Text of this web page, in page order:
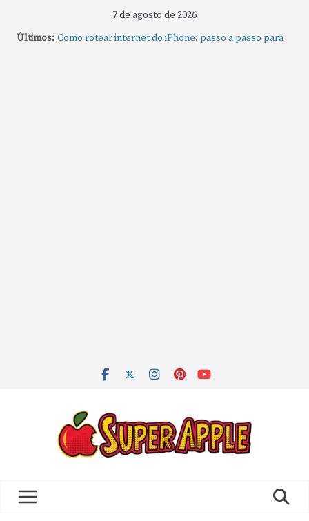
7 de agosto de 2026
Últimos: Como rotear internet do iPhone: passo a passo para